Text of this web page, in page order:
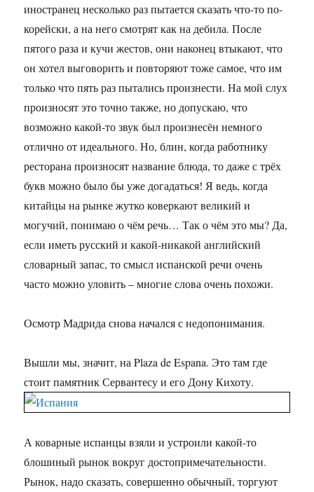
иностранец несколько раз пытается сказать что-то по-
корейски, а на него смотрят как на дебила. После
пятого раза и кучи жестов, они наконец втыкают, что
он хотел выговорить и повторяют тоже самое, что им
только что пять раз пытались произнести. На мой слух
произносят это точно также, но допускаю, что
возможно какой-то звук был произнесён немного
отлично от идеального. Но, блин, когда работнику
ресторана произносят название блюда, то даже с трёх
букв можно было бы уже догадаться! Я ведь, когда
китайцы на рынке жутко коверкают великий и
могучий, понимаю о чём речь… Так о чём это мы? Да,
если иметь русский и какой-никакой английский
словарный запас, то смысл испанской речи очень
часто можно уловить – многие слова очень похожи.
Осмотр Мадрида снова начался с недопонимания.
Вышли мы, значит, на Plaza de Espana. Это там где
стоит памятник Сервантесу и его Дону Кихоту.
А коварные испанцы взяли и устроили какой-то
блошиный рынок вокруг достопримечательности.
Рынок, надо сказать, совершенно обычный, торгуют